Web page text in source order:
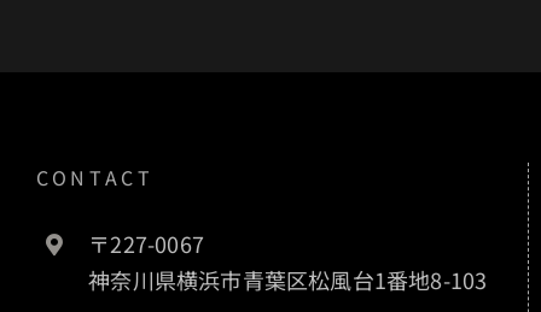
CONTACT
〒227-0067
神奈川県横浜市青葉区松風台1番地8-103